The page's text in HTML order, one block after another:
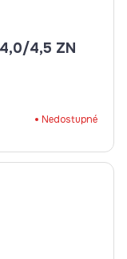
KLINCE KONVEX ANKER 50X4,0/4,5 ZN
Nedostupné